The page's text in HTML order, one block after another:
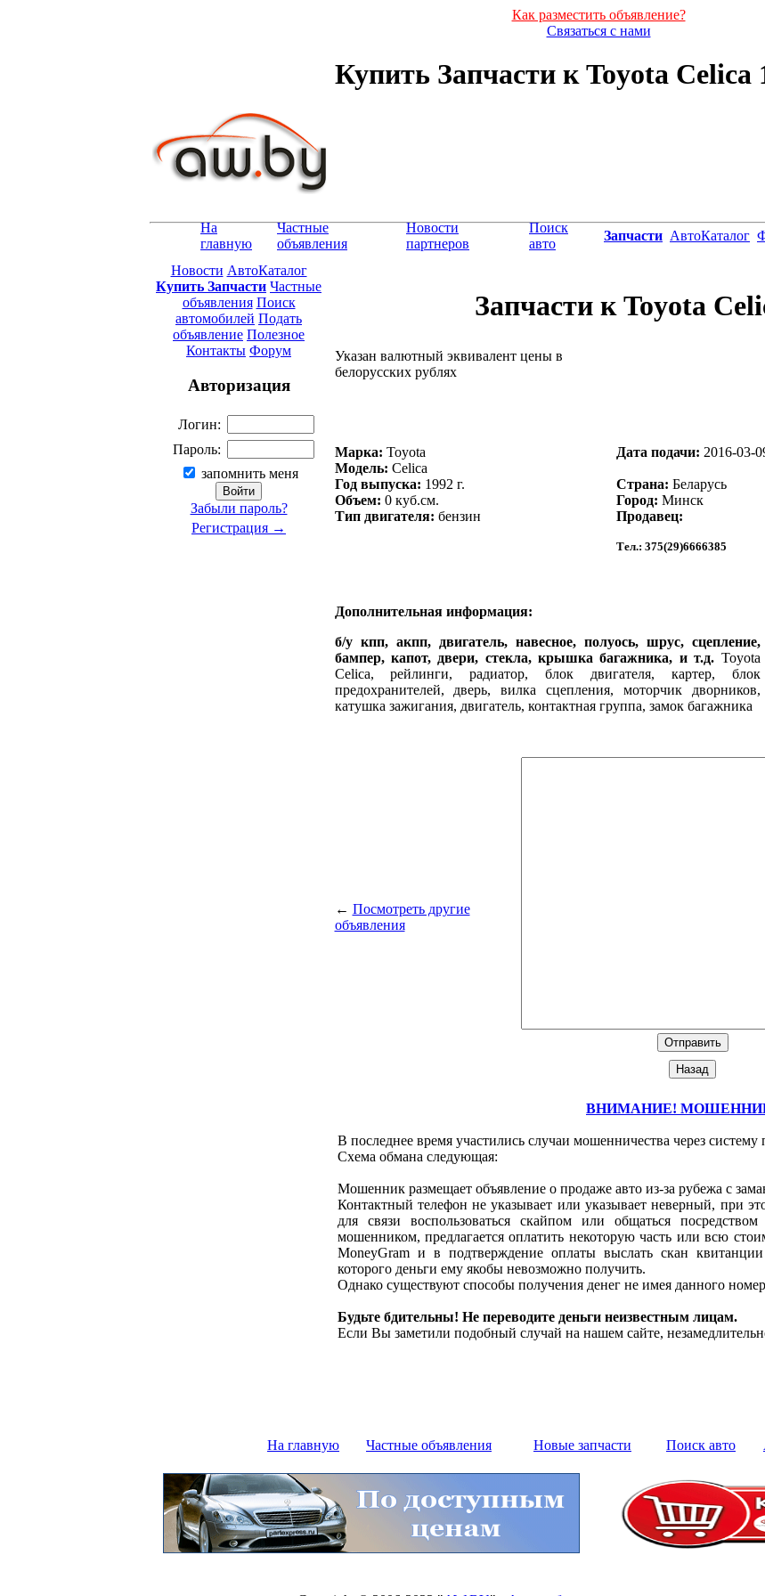
Как разместить объявление?
Связаться с нами
Купить Запчасти к Toyota Celica
На
главную
Частные
объявления
Новости
партнеров
Поиск
авто
Запчасти АвтоКаталог
Новости АвтоКаталог
Купить Запчасти Частные
объявления Поиск
автомобилей Подать
объявление Полезное
Контакты Форум
Авторизация
Логин:
Пароль:
запомнить меня
Забыли пароль?
Регистрация →
Запчасти к Toyota
Указан валютный эквивалент цены в
белорусских рублях
Марка: Toyota
Модель: Celica
Год выпуска: 1992 г.
Объем: 0 куб.см.
Тип двигателя: бензин
Дата подачи: 2016-03-
Страна: Беларусь
Город: Минск
Продавец:
Тел.: 375(29)6666385
Дополнительная информация:
б/у кпп, акпп, двигатель, навесное, полуось, шрус, сцепление,
бампер, капот, двери, стекла, крышка багажника, и т.д. Toyota
Celica, рейлинги, радиатор, блок двигателя, картер, блок
предохранителей, дверь, вилка сцепления, моторчик дворников,
катушка зажигания, двигатель, контактная группа, замок багажника
← Посмотреть другие
объявления
ВНИМАНИЕ!
В последнее время участились случаи мошенничества через
Схема обмана следующая:
Мошенник размещает объявление о продаже авто из-за рубежа с
Контактный телефон не указывает или указывает неверный, при
для связи воспользоваться скайпом или общаться
мошенником, предлагается оплатить некоторую часть или всю
MoneyGram и в подтверждение оплаты выслать скан
которого деньги ему якобы невозможно получить.
Однако существуют способы получения денег не имея данного
Будьте бдительны! Не переводите деньги неизвестным лицам.
Если Вы заметили подобный случай на нашем сайте,
На главную Частные объявления Новые запчасти Поиск авто